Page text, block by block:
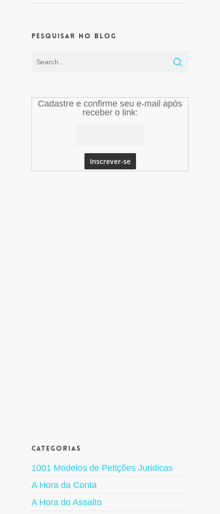
Pesquisar no Blog
Cadastre e confirme seu e-mail após
receber o link:
Categorias
1001 Modelos de Petições Juridicas
A Hora da Conta
A Hora do Assalto